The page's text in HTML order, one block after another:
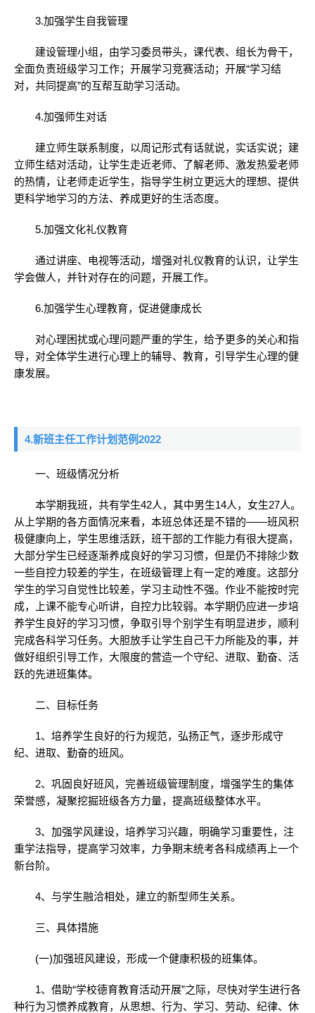
3.加强学生自我管理
建设管理小组，由学习委员带头，课代表、组长为骨干，
全面负责班级学习工作；开展学习竞赛活动；开展“学习结
对，共同提高”的互帮互助学习活动。
4.加强师生对话
建立师生联系制度，以周记形式有话就说，实话实说；建
立师生结对活动，让学生走近老师、了解老师、激发热爱老师
的热情，让老师走近学生，指导学生树立更远大的理想、提供
更科学地学习的方法、养成更好的生活态度。
5.加强文化礼仪教育
通过讲座、电视等活动，增强对礼仪教育的认识，让学生
学会做人，并针对存在的问题，开展工作。
6.加强学生心理教育，促进健康成长
对心理困扰或心理问题严重的学生，给予更多的关心和指
导，对全体学生进行心理上的辅导、教育，引导学生心理的健
康发展。
4.新班主任工作计划范例2022
一、班级情况分析
本学期我班，共有学生42人，其中男生14人，女生27人。
从上学期的各方面情况来看，本班总体还是不错的——班风积
极健康向上，学生思维活跃，班干部的工作能力有很大提高，
大部分学生已经逐渐养成良好的学习习惯，但是仍不排除少数
一些自控力较差的学生，在班级管理上有一定的难度。这部分
学生的学习自觉性比较差，学习主动性不强。作业不能按时完
成，上课不能专心听讲，自控力比较弱。本学期仍应进一步培
养学生良好的学习习惯，争取引导个别学生有明显进步，顺利
完成各科学习任务。大胆放手让学生自己干力所能及的事，并
做好组织引导工作，大限度的营造一个守纪、进取、勤奋、活
跃的先进班集体。
二、目标任务
1、培养学生良好的行为规范，弘扬正气，逐步形成守
纪、进取、勤奋的班风。
2、巩固良好班风，完善班级管理制度，增强学生的集体
荣誉感，凝聚挖掘班级各方力量，提高班级整体水平。
3、加强学风建设，培养学习兴趣，明确学习重要性，注
重学法指导，提高学习效率，力争期末统考各科成绩再上一个
新台阶。
4、与学生融洽相处，建立的新型师生关系。
三、具体措施
(一)加强班风建设，形成一个健康积极的班集体。
1、借助“学校德育教育活动开展”之际，尽快对学生进行各
种行为习惯养成教育，从思想、行为、学习、劳动、纪律、休